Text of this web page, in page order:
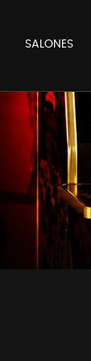
SALONES